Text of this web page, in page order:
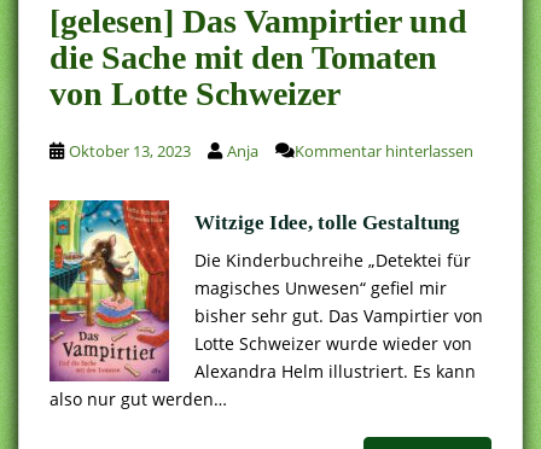
[gelesen] Das Vampirtier und
die Sache mit den Tomaten
von Lotte Schweizer
Oktober 13, 2023 Anja Kommentar hinterlassen
Witzige Idee, tolle Gestaltung
Die Kinderbuchreihe „Detektei für
magisches Unwesen“ gefiel mir
bisher sehr gut. Das Vampirtier von
Lotte Schweizer wurde wieder von
Alexandra Helm illustriert. Es kann
also nur gut werden…